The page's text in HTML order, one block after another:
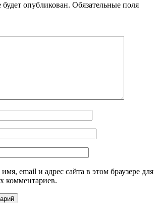
опубликован. Обязательные поля
email и адрес сайта в этом браузере для
комментариев.